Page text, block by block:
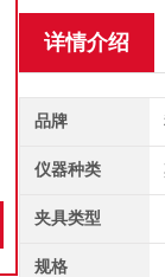
详情介绍
品牌
仪器种类
夹具类型
规格